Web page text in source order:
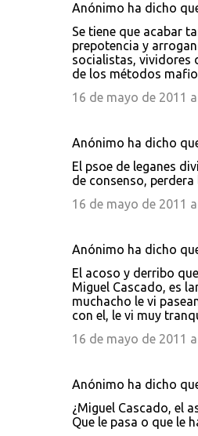
Anónimo ha dicho
Se tiene que acabar
prepotencia y
socialistas, vividores
de los métodos
16 de mayo de 2011
Anónimo ha dicho
El psoe de leganes
de consenso, perdera
16 de mayo de 2011
Anónimo ha dicho
El acoso y derribo
Miguel Cascado, es
muchacho le vi
con el, le vi muy
16 de mayo de 2011
Anónimo ha dicho
¿Miguel Cascado, el
Que le pasa o que le